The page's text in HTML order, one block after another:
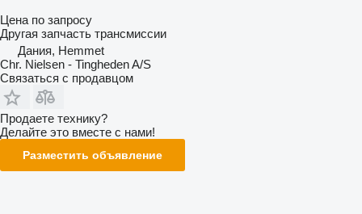
Цена по запросу
Другая запчасть трансмиссии
Дания, Hemmet
Chr. Nielsen - Tingheden A/S
Связаться с продавцом
Продаете технику?
Делайте это вместе с нами!
Разместить объявление